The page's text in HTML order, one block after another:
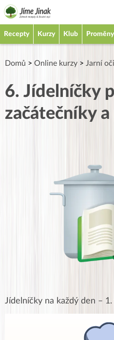
Recepty Kurzy Klub Proměny
Domů > Online kurzy > Jarní
6. Jídelníčky
začátečníky
Jídelníčky na každý den –